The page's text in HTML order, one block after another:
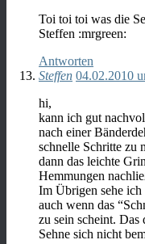
Toi toi toi was die
Steffen :mrgreen:
Antworten
Steffen 04.02.2010
hi,
kann ich gut
nach einer
schnelle Schritte zu
dann das leichte
Hemmungen
Im Übrigen sehe
auch wenn das
zu sein scheint. Das
Sehne sich nicht